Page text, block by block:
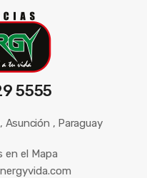
5555
Asunción , Paraguay
en el Mapa